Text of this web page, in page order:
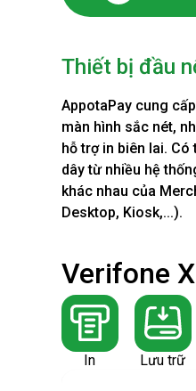
Thiết bị đầu
AppotaPay cung
màn hình sắc nét,
hỗ trợ in biên lai.
dây từ nhiều hệ
khác nhau của
Desktop, Kiosk,...).
Verifone
In Lưu trữ